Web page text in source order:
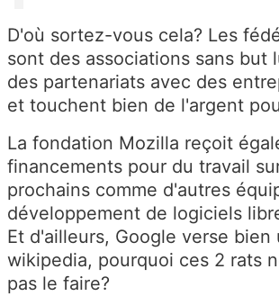
D'où sortez-vous cela? Les
sont des associations sans
des partenariats avec des
et touchent bien de l'argent
La fondation Mozilla reçoit
financements pour du travail
prochains comme d'autres
développement de logiciels
Et d'ailleurs, Google verse bien
wikipedia, pourquoi ces 2 rats
pas le faire?